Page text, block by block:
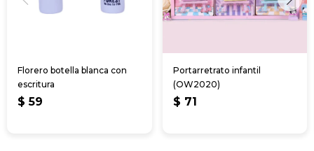
Florero botella blanca con
escritura
$ 59
Portarretrato infantil
(OW2020)
$ 71